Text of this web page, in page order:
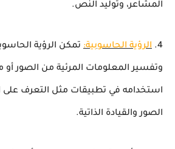
المشاعر، وتوليد النص.
4. الرؤية الحاسوبية: تمكن الرؤية
وتفسير المعلومات المرئية من الصور أو
استخدامه في تطبيقات مثل التعرف على
الصور والقيادة الذاتية.